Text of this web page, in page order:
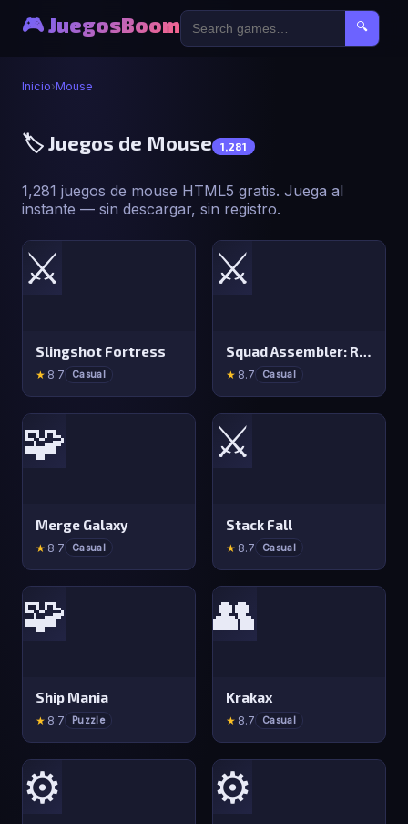
🎮 JuegosBoom 🔍
Inicio›Mouse
🏷️ Juegos de Mouse 1,281
1,281 juegos de mouse HTML5 gratis. Juega al
instante — sin descargar, sin registro.
⚔️
Slingshot Fortress
★ 8.7 Casual
⚔️
Squad Assembler: Red vs Blue
★ 8.7 Casual
🧩
Merge Galaxy
★ 8.7 Casual
⚔️
Stack Fall
★ 8.7 Casual
🧩
Ship Mania
★ 8.7 Puzzle
👥
Krakax
★ 8.7 Casual
⚙️ ⚙️